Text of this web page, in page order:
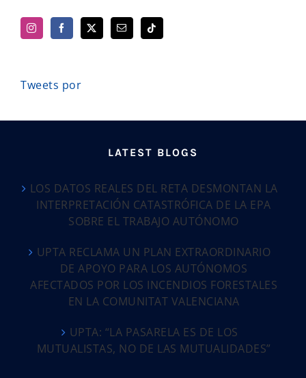
Tweets por
LATEST BLOGS
LOS DATOS REALES DEL RETA DESMONTAN LA
INTERPRETACIÓN CATASTRÓFICA DE LA EPA
SOBRE EL TRABAJO AUTÓNOMO
UPTA RECLAMA UN PLAN EXTRAORDINARIO
DE APOYO PARA LOS AUTÓNOMOS
AFECTADOS POR LOS INCENDIOS FORESTALES
EN LA COMUNITAT VALENCIANA
UPTA: “LA PASARELA ES DE LOS
MUTUALISTAS, NO DE LAS MUTUALIDADES”